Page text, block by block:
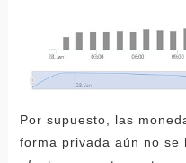
Por supuesto, las
forma privada aún no se